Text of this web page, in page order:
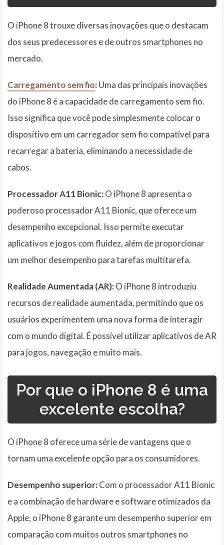
O iPhone 8 trouxe diversas inovações que o destacam
dos seus predecessores e de outros smartphones no
mercado.
Carregamento sem fio:Uma das principais inovações
do iPhone 8 é a capacidade de carregamento sem fio.
Isso significa que você pode simplesmente colocar o
dispositivo em um carregador sem fio compatível para
recarregar a bateria, eliminando a necessidade de
cabos.
Processador A11 Bionic:O iPhone 8 apresenta o
poderoso processador A11 Bionic, que oferece um
desempenho excepcional. Isso permite executar
aplicativos e jogos com fluidez, além de proporcionar
um melhor desempenho para tarefas multitarefa.
Realidade Aumentada (AR):O iPhone 8 introduziu
recursos de realidade aumentada, permitindo que os
usuários experimentem uma nova forma de interagir
com o mundo digital. É possível utilizar aplicativos de AR
para jogos, navegação e muito mais.
Por que o iPhone 8 é uma
excelente escolha?
O iPhone 8 oferece uma série de vantagens que o
tornam uma excelente opção para os consumidores.
Desempenho superior:Com o processador A11 Bionic
e a combinação de hardware e software otimizados da
Apple, o iPhone 8 garante um desempenho superior em
comparação com muitos outros smartphones no